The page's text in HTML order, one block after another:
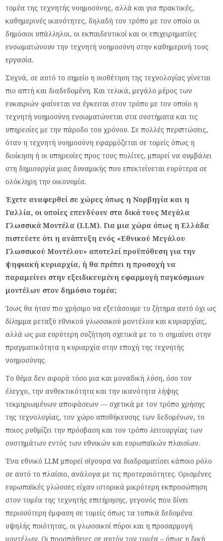
τομέα της τεχνητής νοημοσύνης, αλλά και για πρακτικές,
καθημερινές ικανότητες, δηλαδή τον τρόπο με τον οποίο οι
δημόσιοι υπάλληλοι, οι εκπαιδευτικοί και οι επιχειρηματίες
ενσωματώνουν την τεχνητή νοημοσύνη στην καθημερινή τους
εργασία.
Συχνά, σε αυτό το σημείο η υιοθέτηση της τεχνολογίας γίνεται
πιο απτή και διαδεδομένη. Και τελικά, μεγάλο μέρος των
ευκαιριών φαίνεται να έγκειται στον τρόπο με τον οποίο η
τεχνητή νοημοσύνη ενσωματώνεται στα συστήματα και τις
υπηρεσίες με την πάροδο του χρόνου. Σε πολλές περιπτώσεις,
όταν η τεχνητή νοημοσύνη εφαρμόζεται σε τομείς όπως η
διοίκηση ή οι υπηρεσίες προς τους πολίτες, μπορεί να συμβάλει
στη δημιουργία μιας δυναμικής που επεκτείνεται ευρύτερα σε
ολόκληρη την οικονομία.
Έχετε αναφερθεί σε χώρες όπως η Νορβηγία και η
Γαλλία, οι οποίες επενδύουν στα δικά τους Μεγάλα
Γλωσσικά Μοντέλα (LLM). Για μια χώρα όπως η Ελλάδα
πιστεύετε ότι η ανάπτυξη ενός «Εθνικού Μεγάλου
Γλωσσικού Μοντέλου» αποτελεί προϋπόθεση για την
ψηφιακή κυριαρχία, ή θα πρέπει η προσοχή να
παραμείνει στην εξειδικευμένη εφαρμογή παγκόσμιων
μοντέλων στον δημόσιο τομέα;
Ίσως θα ήταν πιο χρήσιμο να εξετάσουμε το ζήτημα αυτό όχι ως
δίλημμα μεταξύ εθνικού γλωσσικού μοντέλου και κυριαρχίας,
αλλά ως μια ευρύτερη συζήτηση σχετικά με το τι σημαίνει στην
πραγματικότητα η κυριαρχία στην εποχή της τεχνητής
νοημοσύνης.
Το θέμα δεν αφορά τόσο μια και μοναδική λύση, όσο τον
έλεγχο, την ανθεκτικότητα και την ικανότητα λήψης
τεκμηριωμένων αποφάσεων — σχετικά με τον τρόπο χρήσης
της τεχνολογίας, τον χώρο αποθήκευσης των δεδομένων, το
ποιος ρυθμίζει την πρόσβαση και τον τρόπο λειτουργίας των
συστημάτων εντός των εθνικών και ευρωπαϊκών πλαισίων.
Ένα εθνικό LLM μπορεί σίγουρα να διαδραματίσει κάποιο ρόλο
σε αυτό το πλαίσιο, ανάλογα με τις προτεραιότητες. Ορισμένες
ευρωπαϊκές γλώσσες είχαν ιστορικά μικρότερη εκπροσώπηση
στον τομέα της τεχνητής επιτήρησης, γεγονός που δίνει
περισσότερη έμφαση σε τομείς όπως τα τοπικά δεδομένα
υψηλής ποιότητας, οι γλωσσικοί πόροι και η προσαρμογή
μοντέλων. Οι προσπάθειες σε αυτόν τον τομέα – όπως η δική